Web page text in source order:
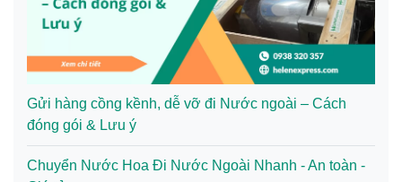
Gửi hàng cồng kềnh, dễ vỡ đi Nước ngoài – Cách
đóng gói & Lưu ý
Chuyển Nước Hoa Đi Nước Ngoài Nhanh - An toàn -